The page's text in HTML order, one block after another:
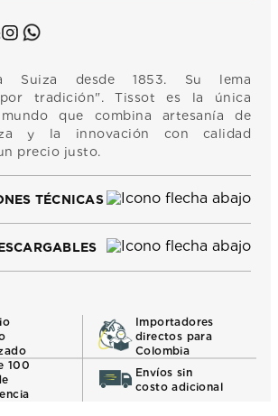
Suiza desde 1853. Su lema
por tradición". Tissot es la única
que combina artesanía de
y la innovación con calidad
precio justo.
TÉCNICAS
Importadores
directos para
Colombia
100
Envíos sin
costo adicional